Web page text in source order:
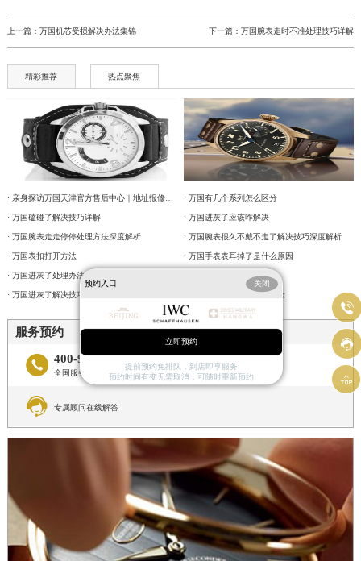
上一篇： 万国机芯受损解决办法集锦 下一篇：万国腕表走时不准处理技巧详解
精彩推荐 热点聚焦
· 亲身探访万国天津官方售后中心｜地址报修全流程真实经历（2026年6月最新）
· 万国磕碰了解决技巧详解
· 万国腕表走走停停处理方法深度解析
· 万国表扣打开方法
· 万国进灰了处理办法大全
· 万国进灰了解决技巧集锦
· 万国有几个系列怎么区分
· 万国进灰了应该咋解决
· 万国腕表很久不戴不走了解决技巧深度解析
· 万国手表表耳掉了是什么原因
· 万国保养后每日快6秒
· 万国表针脱落解决技巧大全
服务预约
 400-992-7093
全国服务预约热线
 专属顾问在线解答



预约入口 关闭
立即预约
提前预约免排队，到店即享服务
预约时间有变无需取消，可随时重新预约